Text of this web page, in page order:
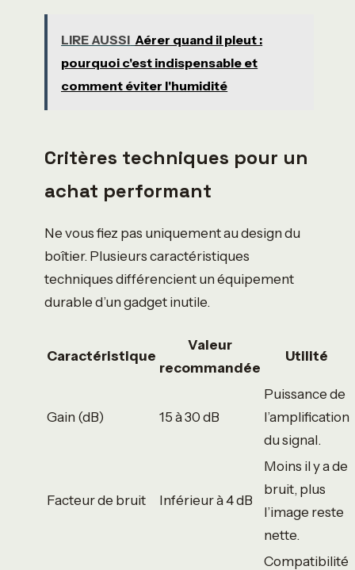
LIRE AUSSI Aérer quand il pleut :
pourquoi c'est indispensable et
comment éviter l'humidité
Critères techniques pour un
achat performant
Ne vous fiez pas uniquement au design du
boîtier. Plusieurs caractéristiques
techniques différencient un équipement
durable d’un gadget inutile.
Caractéristique
Valeur
recommandée
Utilité
Gain (dB) 15 à 30 dB
Puissance de
l’amplification
du signal.
Facteur de bruit Inférieur à 4 dB
Moins il y a de
bruit, plus
l’image reste
nette.
Compatibilité